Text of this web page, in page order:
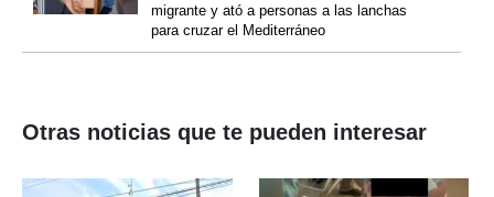
migrante y ató a personas a las lanchas
para cruzar el Mediterráneo
Otras noticias que te pueden interesar